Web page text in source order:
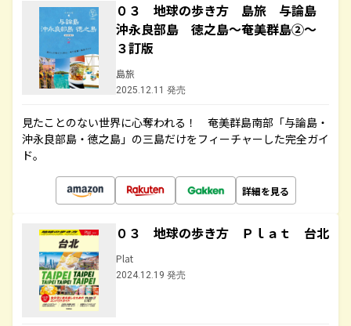
０３ 地球の歩き方 島旅 与論島
沖永良部島 徳之島～奄美群島②～
３訂版
島旅
2025.12.11 発売
見たことのない世界に心奪われる！ 奄美群島南部「与論島・
沖永良部島・徳之島」の三島だけをフィーチャーした完全ガイ
ド。
詳細を見る
０３ 地球の歩き方 Ｐｌａｔ 台北
Plat
2024.12.19 発売